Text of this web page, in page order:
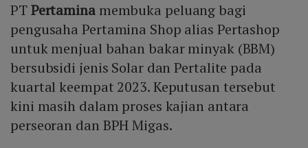
PTPertamina membuka peluang bagi
pengusaha Pertamina Shop alias Pertashop
untuk menjual bahan bakar minyak (BBM)
bersubsidi jenis Solar dan Pertalite pada
kuartal keempat 2023. Keputusan tersebut
kini masih dalam proses kajian antara
perseoran dan BPH Migas.